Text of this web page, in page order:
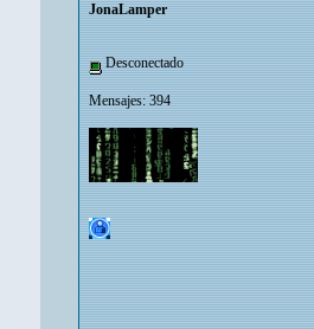
JonaLamper
Desconectado
Mensajes: 394